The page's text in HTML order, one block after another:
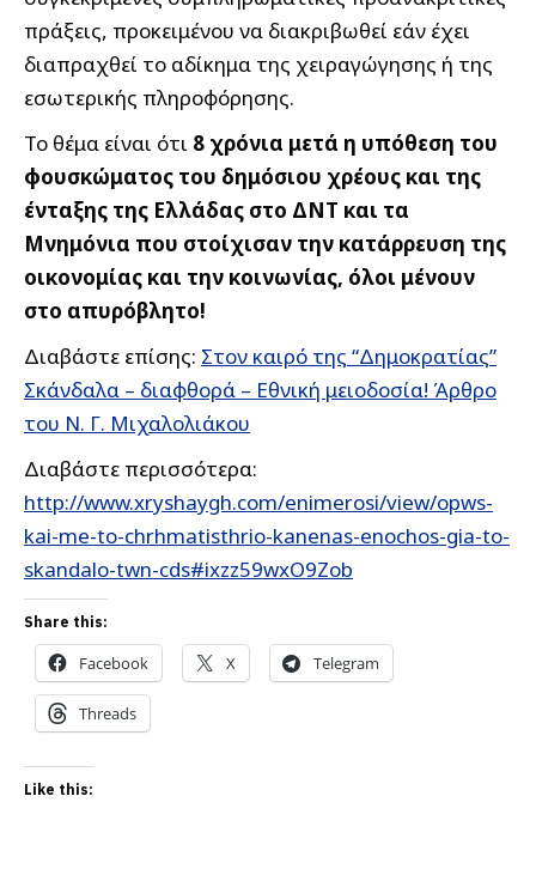
πράξεις, προκειμένου να διακριβωθεί εάν έχει
διαπραχθεί το αδίκημα της χειραγώγησης ή της
εσωτερικής πληροφόρησης.
Το θέμα είναι ότι 8 χρόνια μετά η υπόθεση του
φουσκώματος του δημόσιου χρέους και της
ένταξης της Ελλάδας στο ΔΝΤ και τα
Μνημόνια που στοίχισαν την κατάρρευση της
οικονομίας και την κοινωνίας, όλοι μένουν
στο απυρόβλητο!
Διαβάστε επίσης: Στον καιρό της “Δημοκρατίας”
Σκάνδαλα – διαφθορά – Εθνική μειοδοσία! Άρθρο
του Ν. Γ. Μιχαλολιάκου
Διαβάστε περισσότερα:
http://www.xryshaygh.com/enimerosi/view/opws-
kai-me-to-chrhmatisthrio-kanenas-enochos-gia-to-
skandalo-twn-cds#ixzz59wxO9Zob
Share this:
Facebook X Telegram
Threads
Like this: